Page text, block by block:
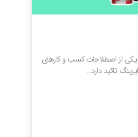
اصطلاحات کسب و کارهای
دارد…